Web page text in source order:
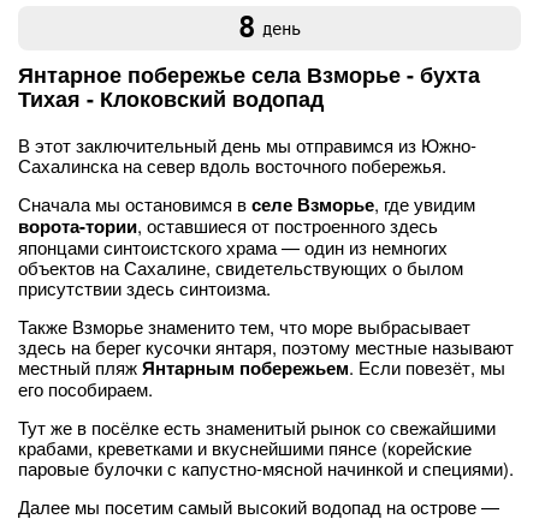
8 день
Янтарное побережье села Взморье - бухта
Тихая - Клоковский водопад
В этот заключительный день мы отправимся из Южно-
Сахалинска на север вдоль восточного побережья.
Сначала мы остановимся вселе Взморье, где увидим
ворота-тории, оставшиеся от построенного здесь
японцами синтоистского храма — один из немногих
объектов на Сахалине, свидетельствующих о былом
присутствии здесь синтоизма.
Также Взморье знаменито тем, что море выбрасывает
здесь на берег кусочки янтаря, поэтому местные называют
местный пляжЯнтарным побережьем. Если повезёт, мы
его пособираем.
Тут же в посёлке есть знаменитый рынок со свежайшими
крабами, креветками и вкуснейшими пянсе (корейские
паровые булочки с капустно-мясной начинкой и специями).
Далее мы посетим самый высокий водопад на острове —